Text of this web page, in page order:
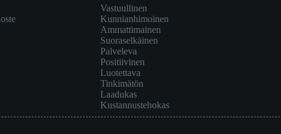
Vastuullinen
Kunnianhimoinen
Ammattimainen
Suoraselkäinen
Palveleva
Positiivinen
Luotettava
Tinkimätön
Laadukas
Kustannustehokas